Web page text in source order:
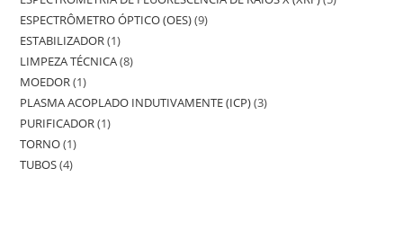
ESPECTRÔMETRO ÓPTICO (OES) 99
ESTABILIZADOR 11
produto
LIMPEZA TÉCNICA 88
MOEDOR 11
produto
PLASMA ACOPLADO INDUTIVAMENTE (ICP) 33
PURIFICADOR 11
TORNO 11
produto
TUBOS 44